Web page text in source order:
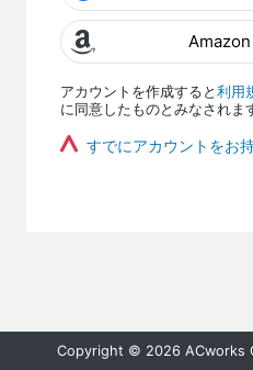
アカウントを作成すると 利用
に同意したものとみなされま
すでにアカウントをお
Copyright © 2026 ACworks